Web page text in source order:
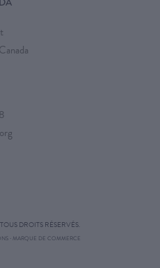
DROITS RÉSERVÉS.
·MARQUE DE COMMERCE